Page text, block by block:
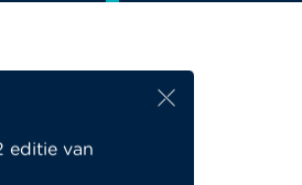
editie van